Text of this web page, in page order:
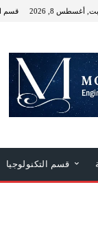
أغسطس 8, 2026 قسم
قسم التكنولوجيا